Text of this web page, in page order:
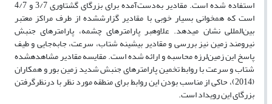
استفاده شده است. مقادیر به‌دست‌آمده برای بزرگای گشتاوری 3/7 و 4/7
است که همخوانی بسیار خوبی با مقادیر گزارش­شده از طرف مراکز معتبر
بین‌المللی نشان می­دهد. علاوه­بر پارامترهای چشمه، پارامترهای جنبش
نیرومند زمین نیز بررسی و مقادیر بیشینه شتاب، سرعت، جابه‌جایی و طیف
پاسخ این زمین‌لرزه محاسبه و ارائه شده است. مقایسه مقادیر مشاهده­شده
شتاب و سرعت با روابط تخمین پارامترهای جنبش شدید زمین بور و همکاران
(2014)، حاکی از مناسب بودن این روابط برای منطقه مورد نظر با درنظرگرفتن
بزرگای این رویداد است.